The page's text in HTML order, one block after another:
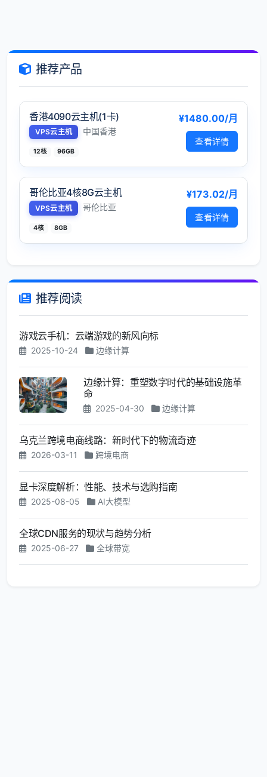
推荐产品
香港4090云主机(1卡)
VPS云主机 中国香港
12核 96GB
¥1480.00/月
查看详情
哥伦比亚4核8G云主机
VPS云主机 哥伦比亚
4核 8GB
¥173.02/月
查看详情
推荐阅读
游戏云手机：云端游戏的新风向标
2025-10-24 边缘计算
边缘计算：重塑数字时代的基础设施革
命
2025-04-30 边缘计算
乌克兰跨境电商线路：新时代下的物流奇迹
2026-03-11 跨境电商
显卡深度解析：性能、技术与选购指南
2025-08-05 AI大模型
全球CDN服务的现状与趋势分析
2025-06-27 全球带宽